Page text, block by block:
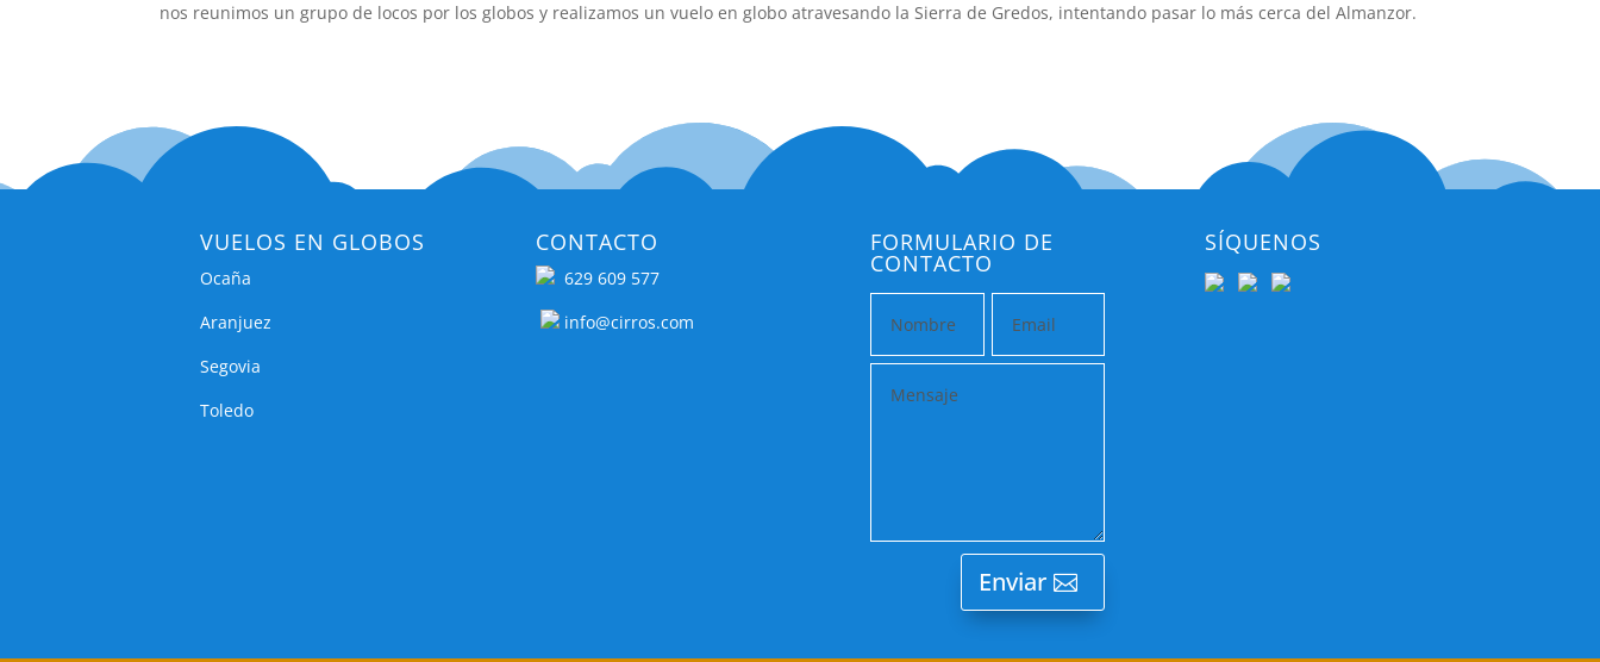
nos reunimos un grupo de locos por los globos y realizamos un vuelo en globo atravesando la Sierra de Gredos, intentando pasar lo más cerca del Almanzor.
VUELOS EN GLOBOS
Ocaña
Aranjuez
Segovia
Toledo
CONTACTO
629 609 577
info@cirros.com
FORMULARIO DE
CONTACTO
Enviar
SÍQUENOS